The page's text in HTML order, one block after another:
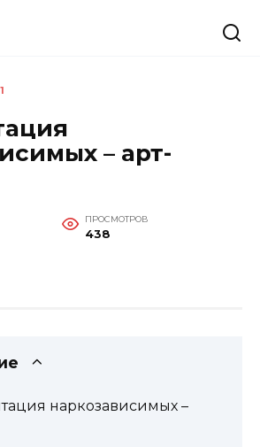
– арт-
ПРОСМОТРОВ
438
наркозависимых –